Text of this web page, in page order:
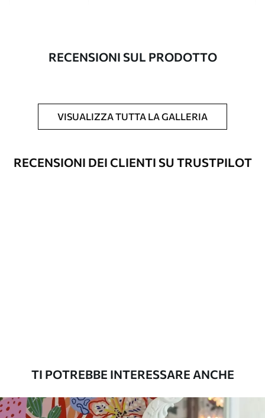
Produzione
L'immagine viene stampata nel formato
desiderato e tagliata in strisce identiche
Opzioni
È possibile aggiungere un rivestimento
Standard
45.0027.00€/m²
RECENSIONI SUL PRODOTTO
VISUALIZZA TUTTA LA GALLERIA
RECENSIONI DEI CLIENTI SU TRUSTPILOT
TI POTREBBE INTERESSARE ANCHE